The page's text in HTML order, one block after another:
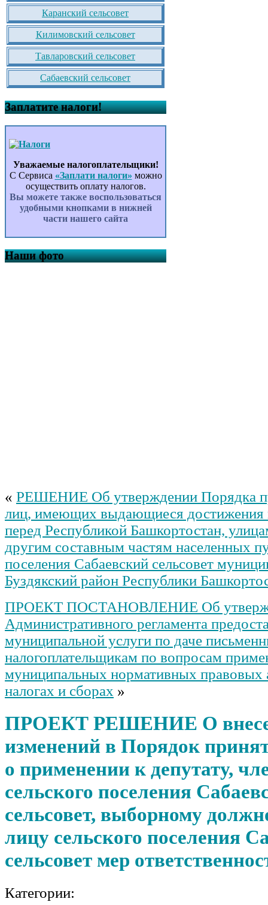
Каранский сельсовет
Килимовский сельсовет
Тавларовский сельсовет
Сабаевский сельсовет
Заплатите налоги!
Уважаемые налогоплательщики!
С Сервиса «Заплати налоги» можно
осуществить оплату налогов.
Вы можете также воспользоваться
удобными кнопками в нижней
части нашего сайта
Наши фото
« РЕШЕНИЕ Об утверждении Порядка
лиц, имеющих выдающиеся достижения
перед Республикой Башкортостан,
другим составным частям населенных
поселения Сабаевский сельсовет
Буздякский район Республики
ПРОЕКТ ПОСТАНОВЛЕНИЕ Об
Административного регламента
муниципальной услуги по даче
налогоплательщикам по вопросам
муниципальных нормативных правовых
налогах и сборах »
ПРОЕКТ РЕШЕНИЕ О
изменений в Порядок
о применении к депутату,
сельского поселения
сельсовет, выборному
лицу сельского поселения
сельсовет мер
Категории: